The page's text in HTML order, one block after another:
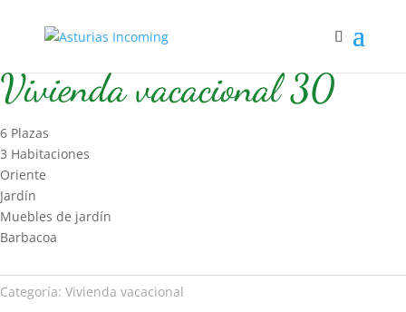
Vivienda vacacional 30
6 Plazas
3 Habitaciones
Oriente
Jardín
Muebles de jardín
Barbacoa
Categoría: Vivienda vacacional